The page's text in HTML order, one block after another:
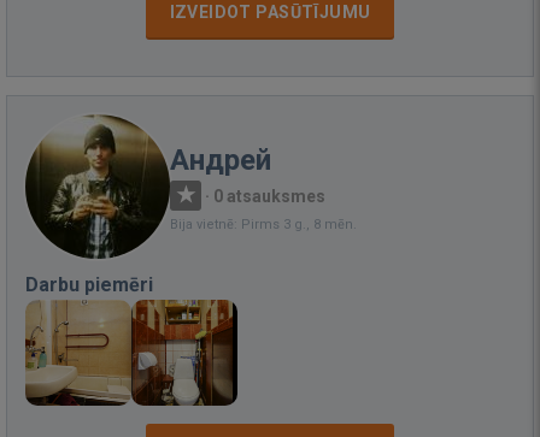
IZVEIDOT PASŪTĪJUMU
Андрей
· 0 atsauksmes
Bija vietnē: Pirms 3 g., 8 mēn.
Darbu piemēri